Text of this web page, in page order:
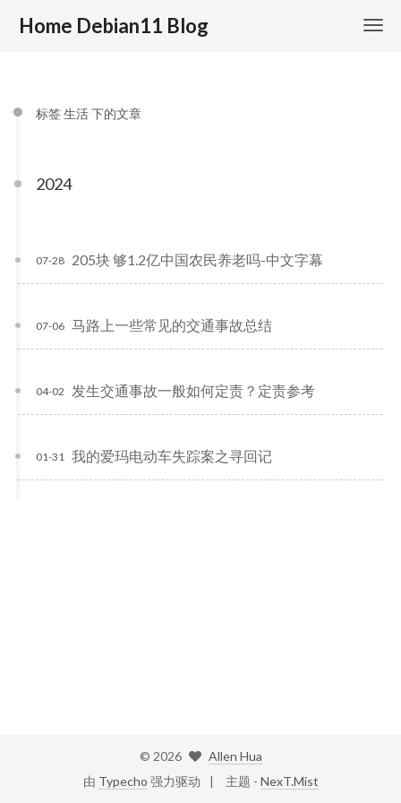
Home Debian11 Blog
标签 生活 下的文章
2024
205块 够1.2亿中国农民养老吗-中文字幕
07-28
马路上一些常见的交通事故总结
07-06
发生交通事故一般如何定责？定责参考
04-02
我的爱玛电动车失踪案之寻回记
01-31
© 2026
Allen Hua
由 Typecho 强力驱动 主题 - NexT.Mist